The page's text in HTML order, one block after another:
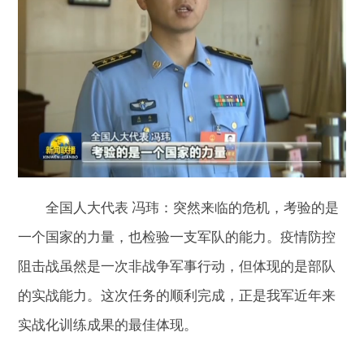
全国人大代表 冯玮：突然来临的危机，考验的是
一个国家的力量，也检验一支军队的能力。疫情防控
阻击战虽然是一次非战争军事行动，但体现的是部队
的实战能力。这次任务的顺利完成，正是我军近年来
实战化训练成果的最佳体现。